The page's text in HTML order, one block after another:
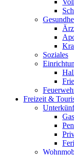
Soziales
Freizeit &